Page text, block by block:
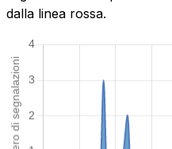
dalla linea rossa.